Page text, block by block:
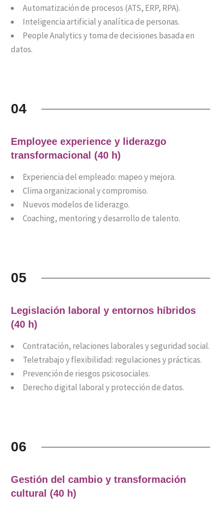
Automatización de procesos (ATS, ERP, RPA).
Inteligencia artificial y analítica de personas.
People Analytics y toma de decisiones basada en
datos.
04
Employee experience y liderazgo
transformacional (40 h)
Experiencia del empleado: mapeo y mejora.
Clima organizacional y compromiso.
Nuevos modelos de liderazgo.
Coaching, mentoring y desarrollo de talento.
05
Legislación laboral y entornos híbridos
(40 h)
Contratación, relaciones laborales y seguridad social.
Teletrabajo y flexibilidad: regulaciones y prácticas.
Prevención de riesgos psicosociales.
Derecho digital laboral y protección de datos.
06
Gestión del cambio y transformación
cultural (40 h)